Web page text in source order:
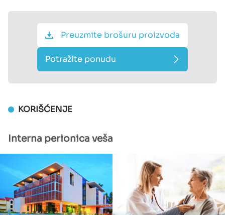
Preuzmite brošuru proizvoda
Potražite ponudu
KORIŠĆENJE
Interna perionica veša